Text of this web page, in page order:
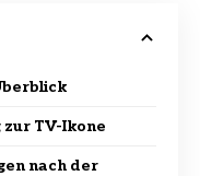
TV-Ikone
nach der